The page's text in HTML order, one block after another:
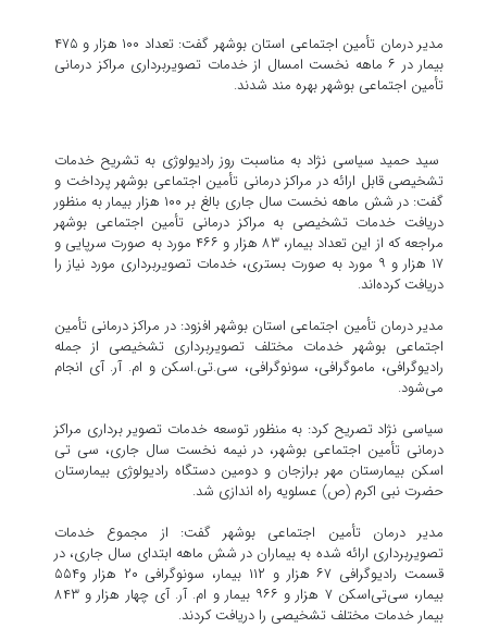
مدیر درمان تأمین اجتماعی استان بوشهر گفت: تعداد ۱۰۰ هزار و ۴۷۵
بیمار در ۶ ماهه نخست امسال از خدمات تصویربرداری مراکز درمانی
تأمین اجتماعی بوشهر بهره مند شدند.
سید حمید سیاسی نژاد به مناسبت روز رادیولوژی به تشریح خدمات
تشخیصی قابل ارائه در مراکز درمانی تأمین اجتماعی بوشهر پرداخت و
گفت: در شش ماهه نخست سال جاری بالغ بر ۱۰۰ هزار بیمار به منظور
دریافت خدمات تشخیصی به مراکز درمانی تأمین اجتماعی بوشهر
مراجعه که از این تعداد بیمار، ۸۳ هزار و ۴۶۶ مورد به صورت سرپایی و
۱۷ هزار و ۹ مورد به صورت بستری، خدمات تصویربرداری مورد نیاز را
دریافت کرده‌اند.
مدیر درمان تأمین اجتماعی استان بوشهر افزود: در مراکز درمانی تأمین
اجتماعی بوشهر خدمات مختلف تصویربرداری تشخیصی از جمله
رادیوگرافی، ماموگرافی، سونوگرافی، سی.‌تی.‌اسکن و ام. آر. آی انجام
می‌شود.
سیاسی نژاد تصریح کرد: به منظور توسعه خدمات تصویر برداری مراکز
درمانی تأمین اجتماعی بوشهر، در نیمه نخست سال جاری، سی تی
اسکن بیمارستان مهر برازجان و دومین دستگاه رادیولوژی بیمارستان
حضرت نبی اکرم (ص) عسلویه راه اندازی شد.
مدیر درمان تأمین اجتماعی بوشهر گفت: از مجموع خدمات
تصویربرداری ارائه شده به بیماران در شش ماهه ابتدای سال جاری، در
قسمت رادیوگرافی ۶۷ هزار و ۱۱۲ بیمار، سونوگرافی ۲۰ هزار و۵۵۴
بیمار، سی‌تی‌اسکن ۷ هزار و ۹۶۶ بیمار و ام. آر. آی چهار هزار و ۸۴۳
بیمار خدمات مختلف تشخیصی را دریافت کردند.